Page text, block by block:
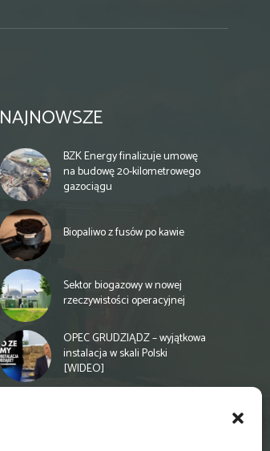
NAJNOWSZE
BZK Energy finalizuje umowę
na budowę 20-kilometrowego
gazociągu
Biopaliwo z fusów po kawie
Sektor biogazowy w nowej
rzeczywistości operacyjnej
OPEC GRUDZIĄDZ – wyjątkowa
instalacja w skali Polski
[WIDEO]